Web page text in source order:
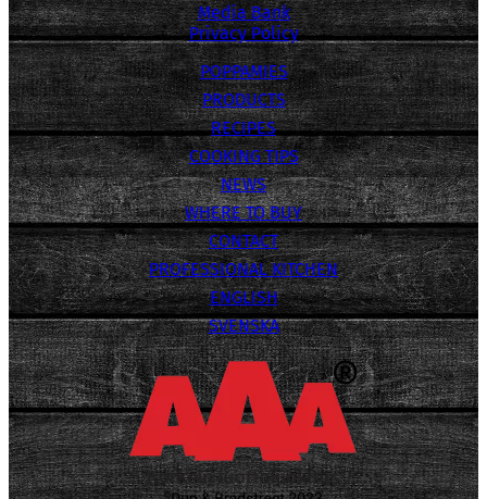
Media Bank
Privacy Policy
POPPAMIES
PRODUCTS
RECIPES
COOKING TIPS
NEWS
WHERE TO BUY
CONTACT
PROFESSIONAL KITCHEN
ENGLISH
SVENSKA